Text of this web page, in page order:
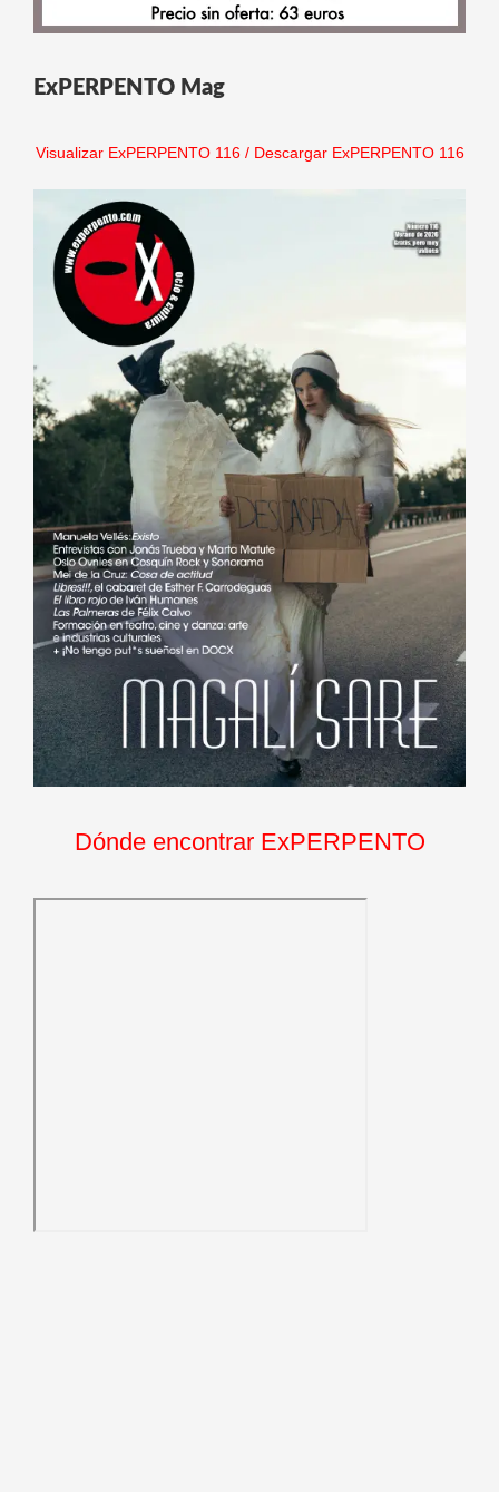
ExPERPENTO Mag
Visualizar ExPERPENTO 116/ Descargar ExPERPENTO 116
Dónde encontrar ExPERPENTO